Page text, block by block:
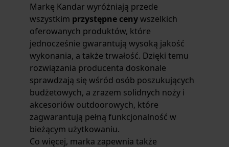
Markę Kandar wyróżniają przede
wszystkim przystępne cenywszelkich
oferowanych produktów, które
jednocześnie gwarantują wysoką jakość
wykonania, a także trwałość. Dzięki temu
rozwiązania producenta doskonale
sprawdzają się wśród osób poszukujących
budżetowych, a zrazem solidnych noży i
akcesoriów outdoorowych, które
zagwarantują pełną funkcjonalność w
bieżącym użytkowaniu.
Co więcej, marka zapewnia także